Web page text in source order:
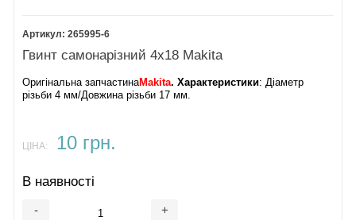
265995-6
Гвинт самонарізний 4х18 Makita
Оригінальна запчастинаMakita. Характеристики: Діаметр
різьби 4 мм/Довжина різьби 17 мм.
ЦІНА: 10 грн.
В наявності
- +